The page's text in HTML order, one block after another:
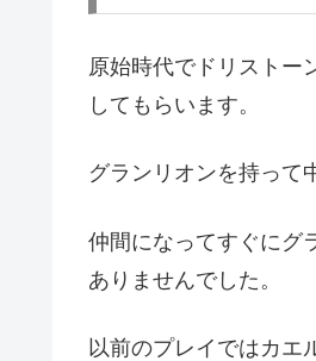
原始時代でドリストー
してもらいます。
グランリオンを持って
仲間になってすぐにグ
ありませんでした。
以前のプレイではカエ